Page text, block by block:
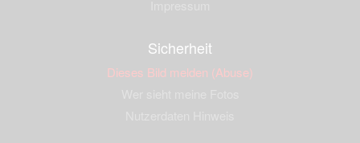
Sicherheit
Dieses Bild melden (Abuse)